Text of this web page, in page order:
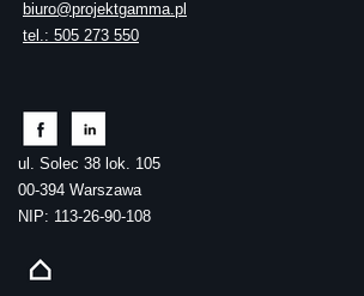
biuro@projektgamma.pl
tel.: 505 273 550
ul. Solec 38 lok. 105
00-394 Warszawa
NIP: 113-26-90-108